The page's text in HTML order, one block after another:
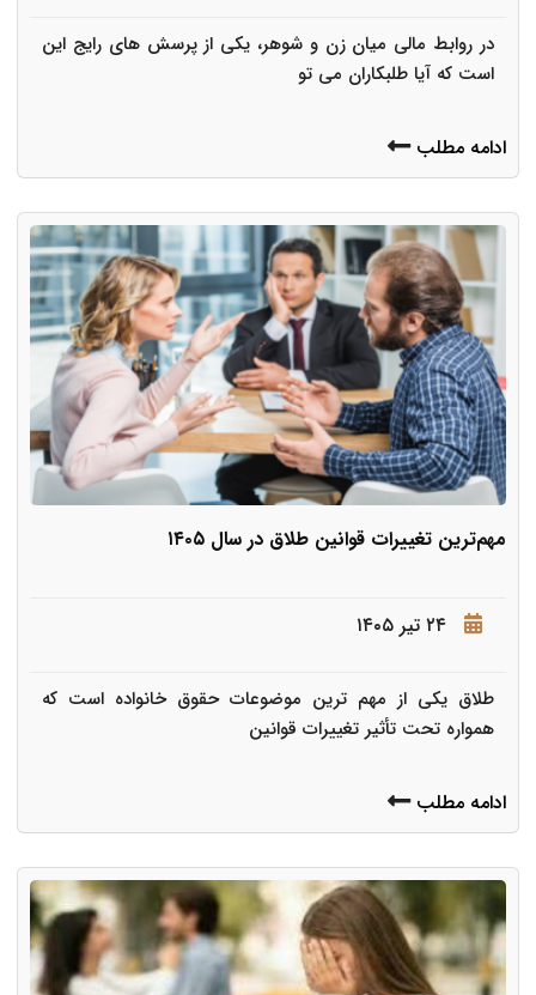
در روابط مالی میان زن و شوهر، یکی از پرسش های رایج این
است که آیا طلبکاران می تو
ادامه مطلب
مهم‌ترین تغییرات قوانین طلاق در سال ۱۴۰۵
۲۴ تیر ۱۴۰۵
طلاق یکی از مهم ترین موضوعات حقوق خانواده است که
همواره تحت تأثیر تغییرات قوانین
ادامه مطلب